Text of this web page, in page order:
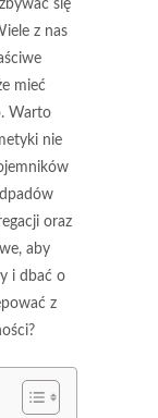
się
z nas
mieć
Warto
nie
oraz
aby
i dbać o
z